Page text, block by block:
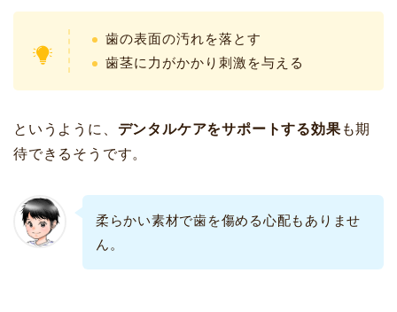
歯の表面の汚れを落とす
歯茎に力がかかり刺激を与える
というように、 デンタルケアをサポートする効果 も期
待できるそうです。
柔らかい素材で歯を傷める心配もありませ
ん。